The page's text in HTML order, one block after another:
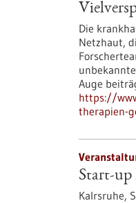
Die
Netzhaut,
Auge
https://
therapien-
Start-up
Kalrsruhe,